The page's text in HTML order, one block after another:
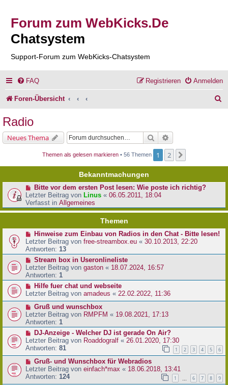
Forum zum WebKicks.De
Chatsystem
Support-Forum zum WebKicks-Chatsystem
FAQ Anmelden
Registrieren
Foren-Übersicht
Radio
Neues Thema Suche
Themen als gelesen markieren • 56 Themen 1 2
Bekanntmachungen
Bitte vor dem ersten Post lesen: Wie poste ich richtig?
Letzter Beitrag von Linus « 06.05.2011, 18:04
Verfasst in Allgemeines
Themen
Hinweise zum Einbau von Radios in den Chat - Bitte lesen!
Letzter Beitrag von free-streambox.eu « 30.10.2013, 22:20
Antworten: 13
Stream box in Useronlineliste
Letzter Beitrag von gaston « 18.07.2024, 16:57
Antworten: 1
Hilfe fuer chat und webseite
Letzter Beitrag von amadeus « 22.02.2022, 11:36
Gruß und wunschbox
Letzter Beitrag von RMPFM « 19.08.2021, 17:13
Antworten: 1
DJ-Anzeige - Welcher DJ ist gerade On Air?
Letzter Beitrag von Roaddogralf « 26.01.2020, 17:30
Antworten: 81 1 2 3 4 5 6
Gruß- und Wunschbox für Webradios
Letzter Beitrag von einfach*max « 18.06.2018, 13:41
Antworten: 124 1 6 7 8 9